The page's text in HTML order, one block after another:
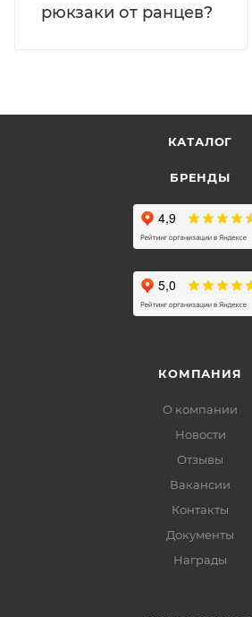
рюкзаки от ранцев?
КАТАЛОГ
БРЕНДЫ
КОМПАНИЯ
О компании
Новости
Отзывы
Вакансии
Контакты
Документы
Награды